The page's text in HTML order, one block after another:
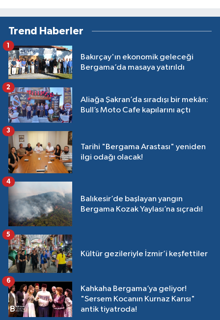
Trend Haberler
Bakırçay'ın ekonomik geleceği
Bergama’da masaya yatırıldı
1
Aliağa Şakran’da sıradışı bir mekân:
Bull’s Moto Cafe kapılarını açtı
2
Tarihi "Bergama Arastası" yeniden
ilgi odağı olacak!
3
Balıkesir’de başlayan yangın
Bergama Kozak Yaylası’na sıçradı!
4
Kültür gezileriyle İzmir’i keşfettiler
5
Kahkaha Bergama’ya geliyor!
"Sersem Kocanın Kurnaz Karısı"
antik tiyatroda!
6